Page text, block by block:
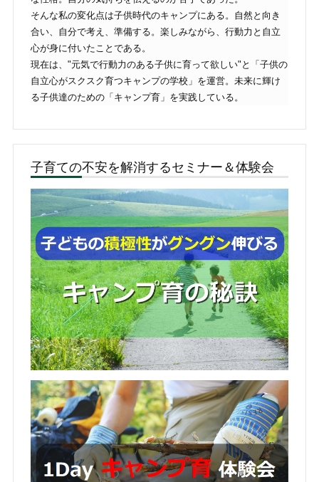
そんな私の変化点は子供時代のキャンプにある。自然と向き
合い、自分で考え、準備する。楽しみながら、行動力と自立
心が身に付いたことである。
現在は、"元気で行動力のある子供に育って欲しい"と「子供の
自立心がスクスク育つキャンプの学校」を運営。未来に輝け
る子供達のための「キャンプ育」を実践している。
子育ての不安を解消するセミナー＆体験会